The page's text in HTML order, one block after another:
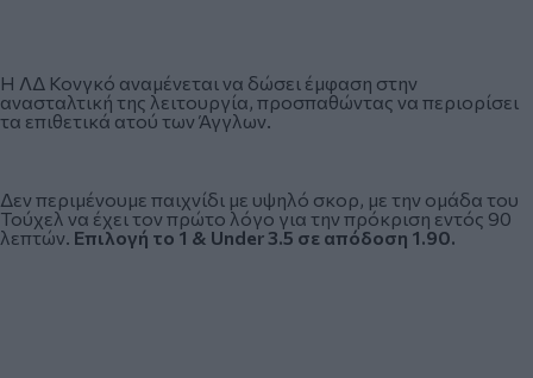
Η ΛΔ Κονγκό αναμένεται να δώσει έμφαση στην
ανασταλτική της λειτουργία, προσπαθώντας να περιορίσει
τα επιθετικά ατού των Άγγλων.
Δεν περιμένουμε παιχνίδι με υψηλό σκορ, με την ομάδα του
Τούχελ να έχει τον πρώτο λόγο για την πρόκριση εντός 90
λεπτών. Επιλογή το 1 & Under 3.5 σε απόδοση 1.90.